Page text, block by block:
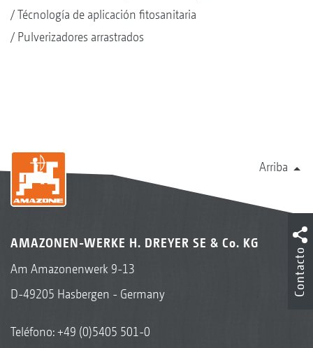
Técnología de aplicación fitosanitaria
Pulverizadores arrastrados
Arriba
AMAZONEN-WERKE H. DREYER SE & Co. KG
Am Amazonenwerk 9-13
D-49205 Hasbergen - Germany
Teléfono:+49 (0)5405 501-0
Contacto